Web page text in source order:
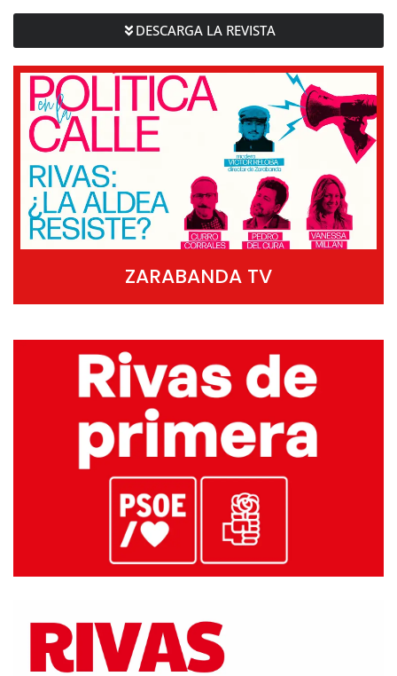
DESCARGA LA REVISTA
ZARABANDA TV